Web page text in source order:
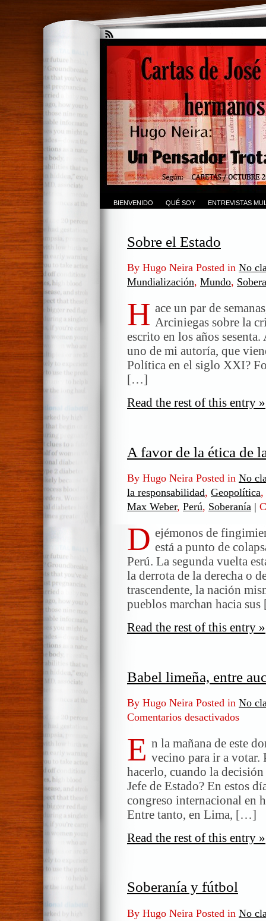
BIENVENIDO QUÉ SOY ENTREVISTAS
Sobre el Estado
By Hugo Neira Posted in No
Mundialización, Mundo,
H ace un par de
Arciniegas sobre la
escrito en los años
uno de mi autoría, que
Política en el siglo XXI?
[…]
Read the rest of this entry »
A favor de la ética de
By Hugo Neira Posted in No
la responsabilidad, Geopolítica,
Max Weber, Perú, Soberanía |
D ejémonos de
está a punto de
Perú. La segunda vuelta
la derrota de la derecha o
trascendente, la nación
pueblos marchan hacia
Read the rest of this entry »
Babel limeña, entre
By Hugo Neira Posted in No
Comentarios desactivados
limeña,
entre
y
potestas
E n la mañana de este
vecino para ir a votar.
hacerlo, cuando la
Jefe de Estado? En estos
congreso internacional en
Entre tanto, en Lima, […]
Read the rest of this entry »
Soberanía y fútbol
By Hugo Neira Posted in No